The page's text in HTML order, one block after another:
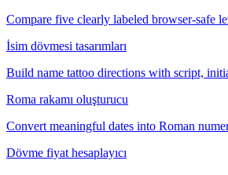
Compare five clearly labeled browser-safe
İsim dövmesi tasarımları
Build name tattoo directions with script,
Roma rakamı oluşturucu
Convert meaningful dates into Roman
Dövme fiyat hesaplayıcı